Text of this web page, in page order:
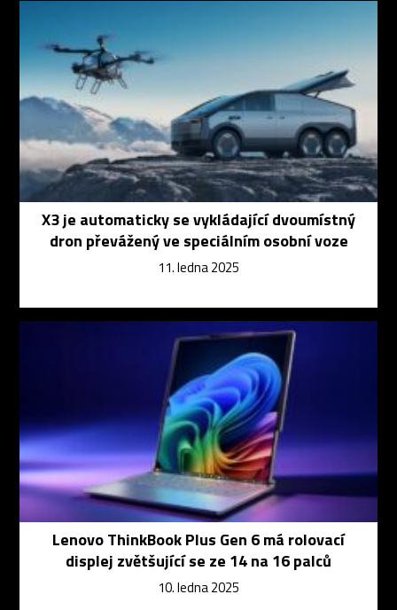
X3 je automaticky se vykládající dvoumístný
dron převážený ve speciálním osobní voze
11. ledna 2025
Lenovo ThinkBook Plus Gen 6 má rolovací
displej zvětšující se ze 14 na 16 palců
10. ledna 2025